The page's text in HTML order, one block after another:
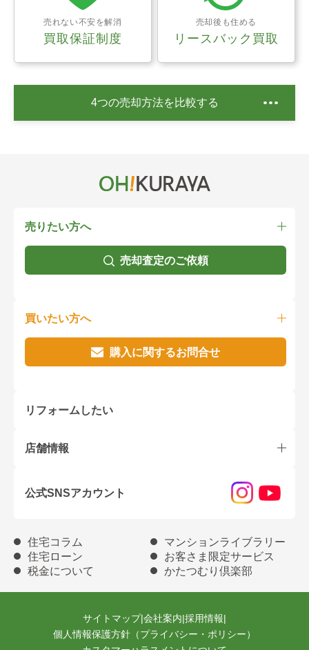
売れない不安を解消
買取保証制度
売却後も住める
リースバック買取
4つの売却方法を比較する
売りたい方へ
売却査定のご依頼
買いたい方へ
購入に関するお問合せ
リフォームしたい
店舗情報
公式SNSアカウント
住宅コラム
マンションライブラリー
住宅ローン
お客さま限定サービス
税金について
かたつむり倶楽部
サイトマップ|会社案内|採用情報|
個人情報保護方針（プライバシー・ポリシー）